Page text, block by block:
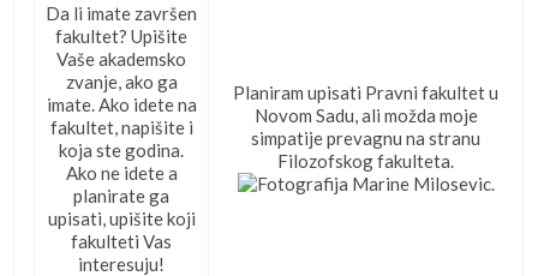
Da li imate završen
fakultet? Upišite
Vaše akademsko
zvanje, ako ga
imate. Ako idete na
fakultet, napišite i
koja ste godina.
Ako ne idete a
planirate ga
upisati, upišite koji
fakulteti Vas
interesuju!
Planiram upisati Pravni fakultet u
Novom Sadu, ali možda moje
simpatije prevagnu na stranu
Filozofskog fakulteta.